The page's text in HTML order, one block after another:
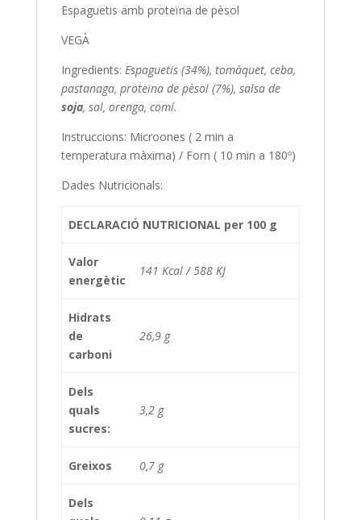
Espaguetis amb proteïna de pèsol
VEGÀ
Ingredients: Espaguetis (34%), tomàquet, ceba,
pastanaga, proteïna de pèsol (7%), salsa de
soja, sal, orenga, comí.
Instruccions: Microones ( 2 min a
temperatura màxima) / Forn ( 10 min a 180º)
Dades Nutricionals:
DECLARACIÓ NUTRICIONAL per 100 g
Valor
energètic
141 Kcal / 588 KJ
Hidrats
de
carboni
26,9 g
Dels
quals
sucres:
3,2 g
Greixos 0,7 g
Dels